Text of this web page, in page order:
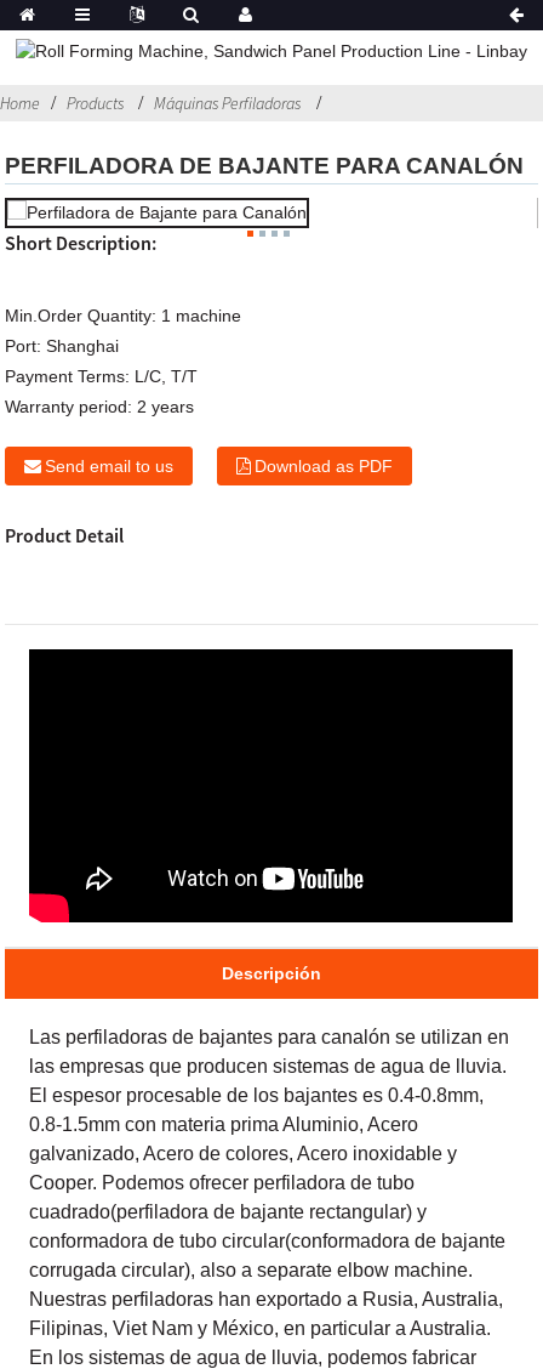
Home Products Máquinas Perfiladoras
PERFILADORA DE BAJANTE PARA CANALÓN
Short Description:
Min.Order Quantity: 1 machine
Port:Shanghai
Payment Terms: L/C, T/T
Warranty period: 2 years
Send email to us Download as PDF
Product Detail
Descripción
Las perfiladoras de bajantes para canalón se utilizan en
las empresas que producen sistemas de agua de lluvia.
El espesor procesable de los bajantes es 0.4-0.8mm,
0.8-1.5mm con materia prima Aluminio, Acero
galvanizado, Acero de colores, Acero inoxidable y
Cooper. Podemos ofrecer perfiladora de tubo
cuadrado(perfiladora de bajante rectangular) y
conformadora de tubo circular(conformadora de bajante
corrugada circular), also a separate elbow machine.
Nuestras perfiladoras han exportado a Rusia, Australia,
Filipinas, Viet Nam y México, en particular a Australia.
En los sistemas de agua de lluvia, podemos fabricar